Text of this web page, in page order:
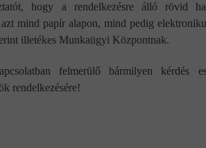
hogy a rendelkezésre álló rövid
mind papír alapon, mind pedig
illetékes Munkaügyi Központnak.
felmerülő bármilyen kérdés
rendelkezésére!